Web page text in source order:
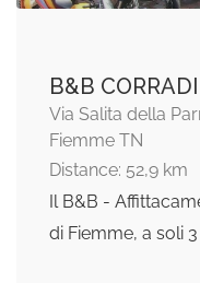
B&B
Via Salita della
Fiemme TN
Distance: 52,9 km
Il B&B -
di Fiemme, a soli